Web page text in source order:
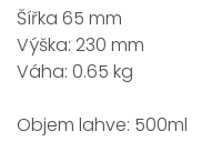
Šířka 65 mm
Výška: 230 mm
Váha: 0.65 kg
Objem lahve: 500ml